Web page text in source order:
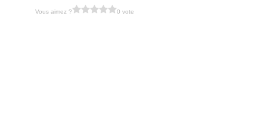
Vous aimez ? 0 vote